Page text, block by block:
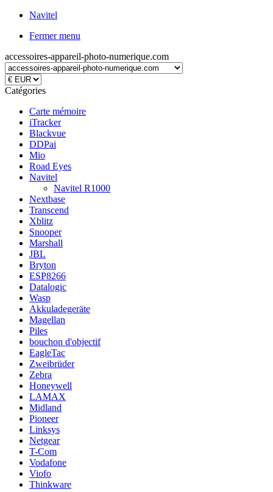
Navitel
Fermer menu
accessoires-appareil-photo-numerique.com
Catégories
Carte mémoire
iTracker
Blackvue
DDPai
Mio
Road Eyes
Navitel
Navitel R1000
Nextbase
Transcend
Xblitz
Snooper
Marshall
JBL
Bryton
ESP8266
Datalogic
Wasp
Akkuladegeräte
Magellan
Piles
bouchon d'objectif
EagleTac
Zweibrüder
Zebra
Honeywell
LAMAX
Midland
Pioneer
Linksys
Netgear
T-Com
Vodafone
Viofo
Thinkware